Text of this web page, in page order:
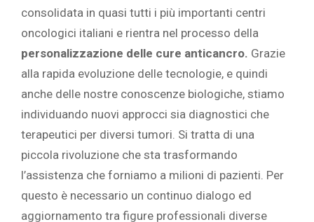
consolidata in quasi tutti i più importanti centri
oncologici italiani e rientra nel processo della
personalizzazione delle cure anticancro. Grazie
alla rapida evoluzione delle tecnologie, e quindi
anche delle nostre conoscenze biologiche, stiamo
individuando nuovi approcci sia diagnostici che
terapeutici per diversi tumori. Si tratta di una
piccola rivoluzione che sta trasformando
l’assistenza che forniamo a milioni di pazienti. Per
questo è necessario un continuo dialogo ed
aggiornamento tra figure professionali diverse